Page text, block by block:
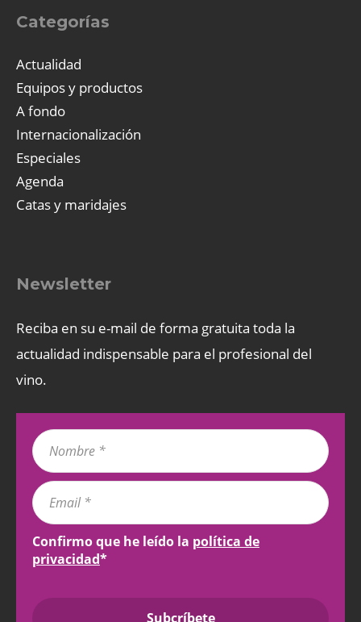
Categorías
Actualidad
Equipos y productos
A fondo
Internacionalización
Especiales
Agenda
Catas y maridajes
Newsletter
Reciba en su e-mail de forma gratuita toda la
actualidad indispensable para el profesional del
vino.
Confirmo que he leído la política de
privacidad*